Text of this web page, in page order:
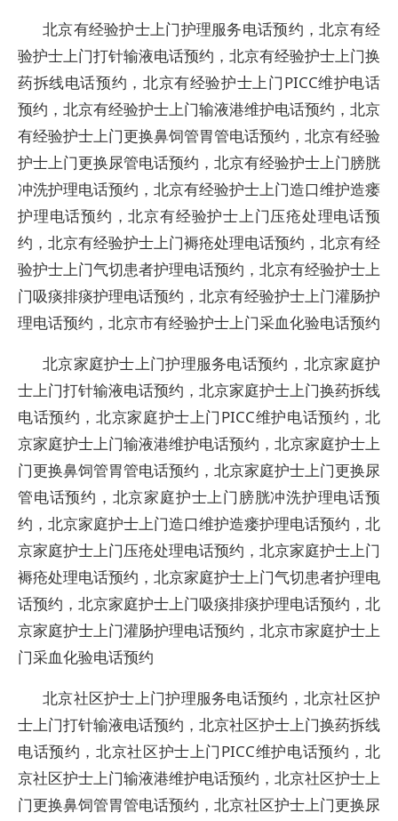
北京有经验护士上门护理服务电话预约，北京有经
验护士上门打针输液电话预约，北京有经验护士上门换
药拆线电话预约，北京有经验护士上门PICC维护电话
预约，北京有经验护士上门输液港维护电话预约，北京
有经验护士上门更换鼻饲管胃管电话预约，北京有经验
护士上门更换尿管电话预约，北京有经验护士上门膀胱
冲洗护理电话预约，北京有经验护士上门造口维护造瘘
护理电话预约，北京有经验护士上门压疮处理电话预
约，北京有经验护士上门褥疮处理电话预约，北京有经
验护士上门气切患者护理电话预约，北京有经验护士上
门吸痰排痰护理电话预约，北京有经验护士上门灌肠护
理电话预约，北京市有经验护士上门采血化验电话预约
北京家庭护士上门护理服务电话预约，北京家庭护
士上门打针输液电话预约，北京家庭护士上门换药拆线
电话预约，北京家庭护士上门PICC维护电话预约，北
京家庭护士上门输液港维护电话预约，北京家庭护士上
门更换鼻饲管胃管电话预约，北京家庭护士上门更换尿
管电话预约，北京家庭护士上门膀胱冲洗护理电话预
约，北京家庭护士上门造口维护造瘘护理电话预约，北
京家庭护士上门压疮处理电话预约，北京家庭护士上门
褥疮处理电话预约，北京家庭护士上门气切患者护理电
话预约，北京家庭护士上门吸痰排痰护理电话预约，北
京家庭护士上门灌肠护理电话预约，北京市家庭护士上
门采血化验电话预约
北京社区护士上门护理服务电话预约，北京社区护
士上门打针输液电话预约，北京社区护士上门换药拆线
电话预约，北京社区护士上门PICC维护电话预约，北
京社区护士上门输液港维护电话预约，北京社区护士上
门更换鼻饲管胃管电话预约，北京社区护士上门更换尿